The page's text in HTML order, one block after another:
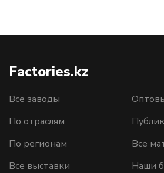
Factories.kz
Все заводы
По отраслям
По регионам
Все выставки
Все
Наши